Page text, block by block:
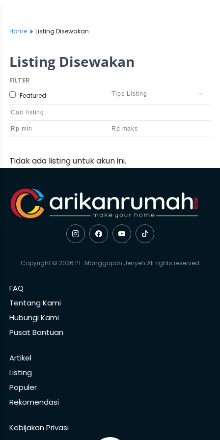
Home Listing Disewakan
Listing Disewakan
FILTER
Featured
Tidak ada listing untuk akun ini.
Copyright © 2026 PT. Manggopoh Jenyeh All rights reserved
FAQ
Tentang Kami
Hubungi Kami
Pusat Bantuan
Artikel
Listing
Populer
Rekomendasi
Kebijakan Privasi